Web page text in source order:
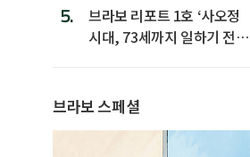
5.
브라보 리포트 1호 ‘사오정
시대, 73세까지 일하기 전략’
브라보 스페셜